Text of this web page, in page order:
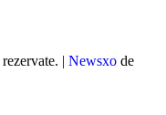
| Newsxo de